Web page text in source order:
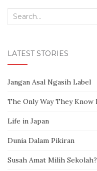
Search for:
LATEST STORIES
Jangan Asal Ngasih Label
The Only Way They Know
Life in Japan
Dunia Dalam Pikiran
Susah Amat Milih